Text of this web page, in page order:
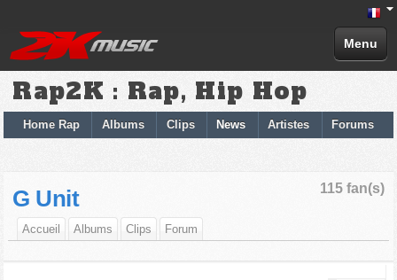
Menu
Rap2K : Rap, Hip Hop
Home Rap Albums Clips News Artistes Forums
115 fan(s)
G Unit
Accueil Albums Clips Forum